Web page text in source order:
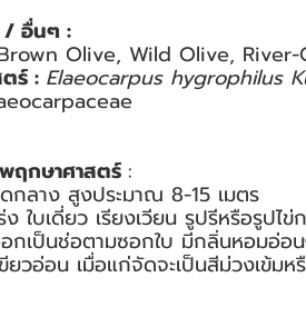
/ อื่นๆ :
Olive, Wild Olive, River-
ร์ : Elaeocarpus hygrophilus
ฤกษาศาสตร์ :
กลาง สูงประมาณ 8-15 เมตร
ง ใบเดี่ยว เรียงเวียน รูปรีหรือรูป
กเป็นช่อตามซอกใบ มีกลิ่นหอมอ่อ
วอ่อน เมื่อแก่จัดจะเป็นสีม่วงเข้มห